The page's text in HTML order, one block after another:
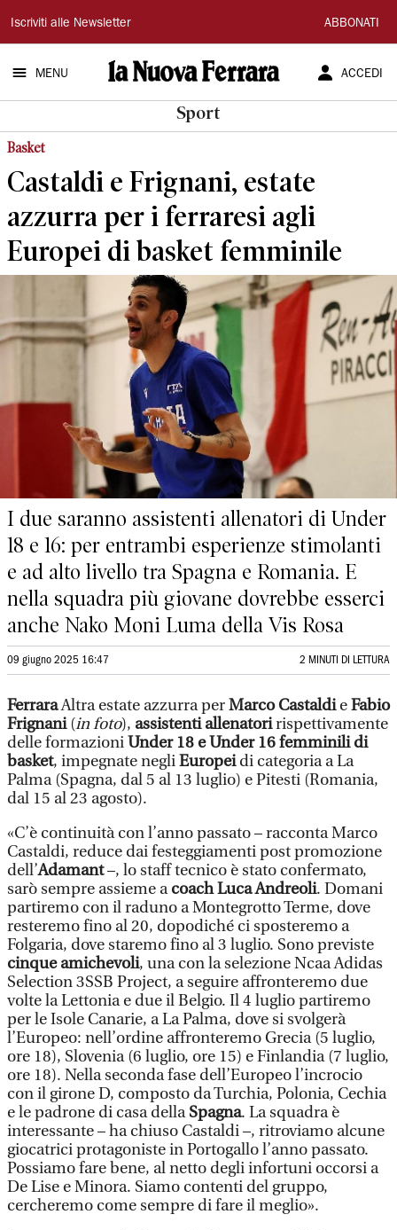
La
Nuova
Ferrara
Iscriviti alle Newsletter ABBONATI
MENU ACCEDI
Sport
Basket
Castaldi e Frignani, estate
azzurra per i ferraresi agli
Europei di basket femminile
I due saranno assistenti allenatori di Under
18 e 16: per entrambi esperienze stimolanti
e ad alto livello tra Spagna e Romania. E
nella squadra più giovane dovrebbe esserci
anche Nako Moni Luma della Vis Rosa
09 giugno 2025 16:47 2 MINUTI DI LETTURA
FerraraAltra estate azzurra perMarco CastaldieFabio
Frignani(in foto), assistenti allenatoririspettivamente
delle formazioniUnder 18 e Under 16 femminili di
basket, impegnate negliEuropeidi categoria a La
Palma (Spagna, dal 5 al 13 luglio) e Pitesti (Romania,
dal 15 al 23 agosto).
«C’è continuità con l’anno passato – racconta Marco
Castaldi, reduce dai festeggiamenti post promozione
dell’Adamant–, lo staff tecnico è stato confermato,
sarò sempre assieme acoach Luca Andreoli. Domani
partiremo con il raduno a Montegrotto Terme, dove
resteremo fino al 20, dopodiché ci sposteremo a
Folgaria, dove staremo fino al 3 luglio. Sono previste
cinque amichevoli, una con la selezione Ncaa Adidas
Selection 3SSB Project, a seguire affronteremo due
volte la Lettonia e due il Belgio. Il 4 luglio partiremo
per le Isole Canarie, a La Palma, dove si svolgerà
l’Europeo: nell’ordine affronteremo Grecia (5 luglio,
ore 18), Slovenia (6 luglio, ore 15) e Finlandia (7 luglio,
ore 18). Nella seconda fase dell’Europeo l’incrocio
con il girone D, composto da Turchia, Polonia, Cechia
e le padrone di casa dellaSpagna. La squadra è
interessante – ha chiuso Castaldi –, ritroviamo alcune
giocatrici protagoniste in Portogallo l’anno passato.
Possiamo fare bene, al netto degli infortuni occorsi a
De Lise e Minora. Siamo contenti del gruppo,
cercheremo come sempre di fare il meglio».